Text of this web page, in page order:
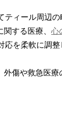
ィール周辺
する医療、 心
を柔軟に調
傷や救急医